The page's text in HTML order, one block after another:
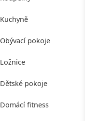
Kuchyně
Obývací pokoje
Ložnice
Dětské pokoje
Domácí fitness